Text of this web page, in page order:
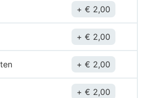
€ 2,00
€ 2,00
€ 2,00
€ 2,00